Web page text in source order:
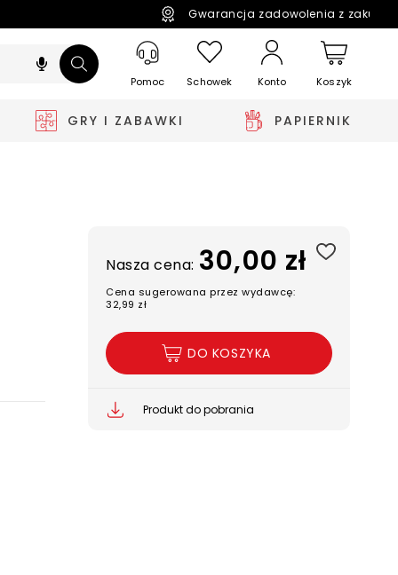
Gwarancja zadowolenia z
Pomoc Schowek Konto Koszyk
GRY I ZABAWKI PAPIERNIK
Nasza cena: 30,00 zł
Cena sugerowana przez wydawcę:
32,99 zł
DO KOSZYKA
Produkt do pobrania